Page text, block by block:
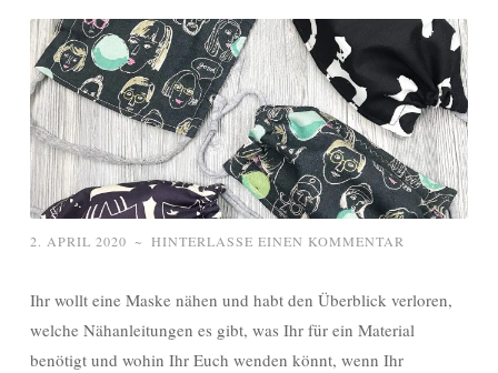
2. APRIL 2020 ~ HINTERLASSE EINEN KOMMENTAR
Ihr wollt eine Maske nähen und habt den Überblick verloren,
welche Nähanleitungen es gibt, was Ihr für ein Material
benötigt und wohin Ihr Euch wenden könnt, wenn Ihr